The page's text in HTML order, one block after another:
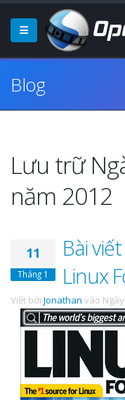
Blog
Lưu trữ
năm 2012
11
Tháng 1
Bài
Linux
Viết bởi Jonathan vào